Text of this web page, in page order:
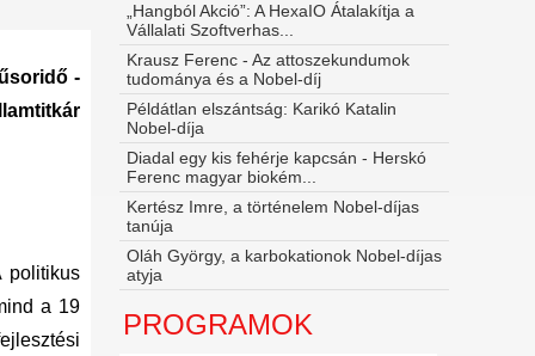
-
politikus
a 19
„Hangból Akció”: A HexaIO Átalakítja a
Vállalati Szoftverhas...
Krausz Ferenc - Az attoszekundumok
tudománya és a Nobel‑díj
Példátlan elszántság: Karikó Katalin
Nobel-díja
Diadal egy kis fehérje kapcsán - Herskó
Ferenc magyar biokém...
Kertész Imre, a történelem Nobel-díjas
tanúja
Oláh György, a karbokationok Nobel-díjas
atyja
PROGRAMOK